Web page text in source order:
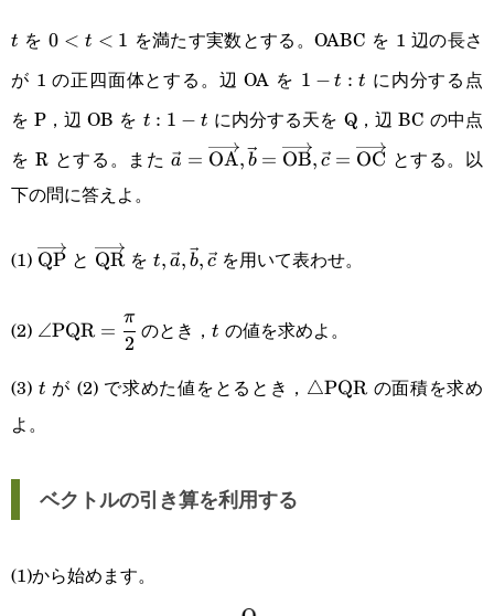
t
t を 0<t<1
0 < t < 1 を満たす実数とする。OABC を 1 辺の長さ
が 1 の正四面体とする。辺 OA を 1-
t:t
1 − t : t に内分する点
を P，辺 OB を t:1-
t
t : 1 − t に内分する天を Q，辺 BC の中点
を R とする。また a = OA, b = OB, c = OC とする。以
下の問に答えよ。
(1) \overrightarrow{\text{QP}}
QP と \overrightarrow{\text{QR}}
QRを t,\vec{a},\vec{b},\vec{c}
t, a, b, cを用いて表わせ。
(2)
\angle\text{PQR}=\cfrac{\pi}
∠PQR =
2
πのとき， t の値を求めよ。
(3) t
t が (2) で求めた値をとるとき， \triangle\text{PQR}
△PQRの面積を求め
よ。
ベクトルの引き算を利用する
(1)から始めます。